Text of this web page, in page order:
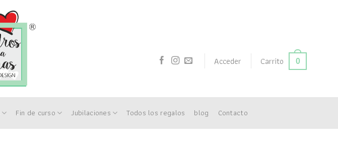
Acceder Carrito 0
Fin de curso Jubilaciones Todos los regalos blog Contacto